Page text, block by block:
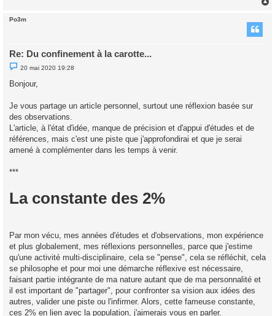
u
Po3m
Re: Du confinement à la carotte...
M
e
s
e
n
n
l
20 mai 2020 19:28
Bonjour,
Je vous partage un article personnel, surtout une réflexion basée sur
des observations.
L'article, à l'état d'idée, manque de précision et d'appui d'études et de
références, mais c'est une piste que j'approfondirai et que je serai
amené à complémenter dans les temps à venir.
***
La constante des 2%
Par mon vécu, mes années d'études et d'observations, mon expérience
et plus globalement, mes réflexions personnelles, parce que j'estime
qu'une activité multi-disciplinaire, cela se "pense", cela se réfléchit, cela
se philosophe et pour moi une démarche réflexive est nécessaire,
faisant partie intégrante de ma nature autant que de ma personnalité et
il est important de "partager", pour confronter sa vision aux idées des
autres, valider une piste ou l'infirmer. Alors, cette fameuse constante,
ces 2% en lien avec la population, j'aimerais vous en parler.